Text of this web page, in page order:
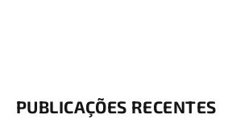
PUBLICAÇÕES RECENTES